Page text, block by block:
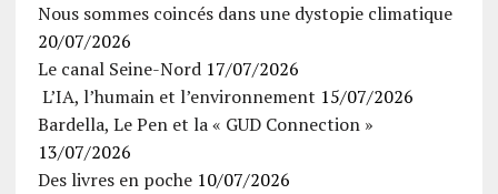
Nous sommes coincés dans une dystopie climatique
20/07/2026
Le canal Seine-Nord 17/07/2026
L’IA, l’humain et l’environnement 15/07/2026
Bardella, Le Pen et la « GUD Connection »
13/07/2026
Des livres en poche 10/07/2026